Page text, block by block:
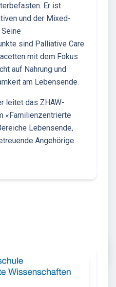
Er ist
und der Mixed-
sind Palliative Care
mit dem Fokus
auf Nahrung und
am Lebensende.
leitet das ZHAW-
«Familienzentrierte
Lebensende,
Angehörige